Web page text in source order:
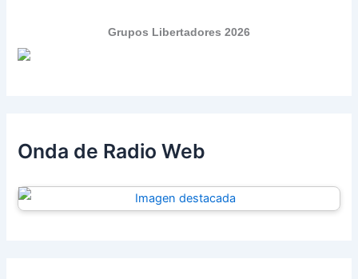
Grupos Libertadores 2026
Onda de Radio Web